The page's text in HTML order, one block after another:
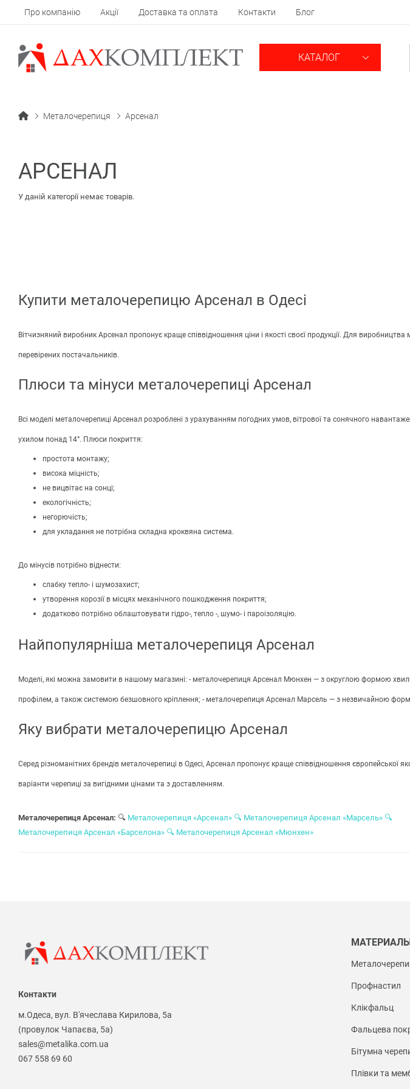
Про компанію Акції Доставка та оплата Контакти Блог
КАТАЛОГ
Металочерепиця Арсенал
АРСЕНАЛ
У даній категорії немає товарів.
Купити металочерепицю Арсенал в Одесі
Вітчизняний виробник Арсенал пропонує краще співвідношення ціни і якості своєї продукції. Для виробництва
перевірених постачальників.
Плюси та мінуси металочерепиці Арсенал
Всі моделі металочерепиці Арсенал розроблені з урахуванням погодних умов, вітрової та сонячного
ухилом понад 14°. Плюси покриття:
простота монтажу;
висока міцність;
не вицвітає на сонці;
екологічність;
негорючість;
для укладання не потрібна складна кроквяна система.
До мінусів потрібно віднести:
слабку тепло- і шумозахист;
утворення корозії в місцях механічного пошкодження покриття;
додатково потрібно облаштовувати гідро-, тепло -, шумо- і пароізоляцію.
Найпопулярніша металочерепиця Арсенал
Моделі, які можна замовити в нашому магазині: - металочерепиця Арсенал Мюнхен — з округлою формою
профілем, а також системою безшовного кріплення; - металочерепиця Арсенал Марсель — з незвичайною
Яку вибрати металочерепицю Арсенал
Серед різноманітних брендів металочерепиці в Одесі, Арсенал пропонує краще співвідношення європейської
варіанти черепиці за вигідними цінами та з доставленням.
Металочерепиця Арсенал: 🔍 Металочерепиця «Арсенал» 🔍 Металочерепиця Арсенал «Марсель» 🔍
Металочерепиця Арсенал «Барселона» 🔍 Металочерепиця Арсенал «Мюнхен»
Контакти
м.Одеса, вул. В'ячеслава Кирилова, 5а
(провулок Чапаєва, 5а)
sales@metalika.com.ua
067 558 69 60
Профнастил
Клікфальц
Фальцева
Бітумна
Плівки та